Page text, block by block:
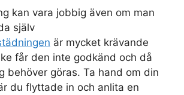
kan vara jobbig även om man
själv
är mycket krävande
får den inte godkänd och då
behöver göras. Ta hand om din
du flyttade in och anlita en